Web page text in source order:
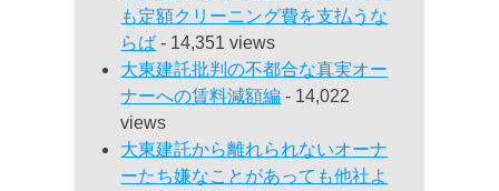
も定額クリーニング費を支払うな
らば - 14,351 views
大東建託批判の不都合な真実オー
ナーへの賃料減額編 - 14,022
views
大東建託から離れられないオーナ
ーたち嫌なことがあっても他社よ